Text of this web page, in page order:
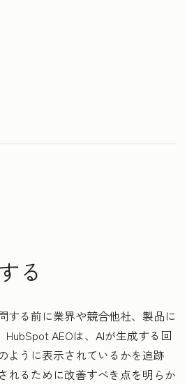
る
する前に業界や競合他社、製品に
AEOは、AIが生成する回
ように表示されているかを追跡
れるために改善すべき点を明らか